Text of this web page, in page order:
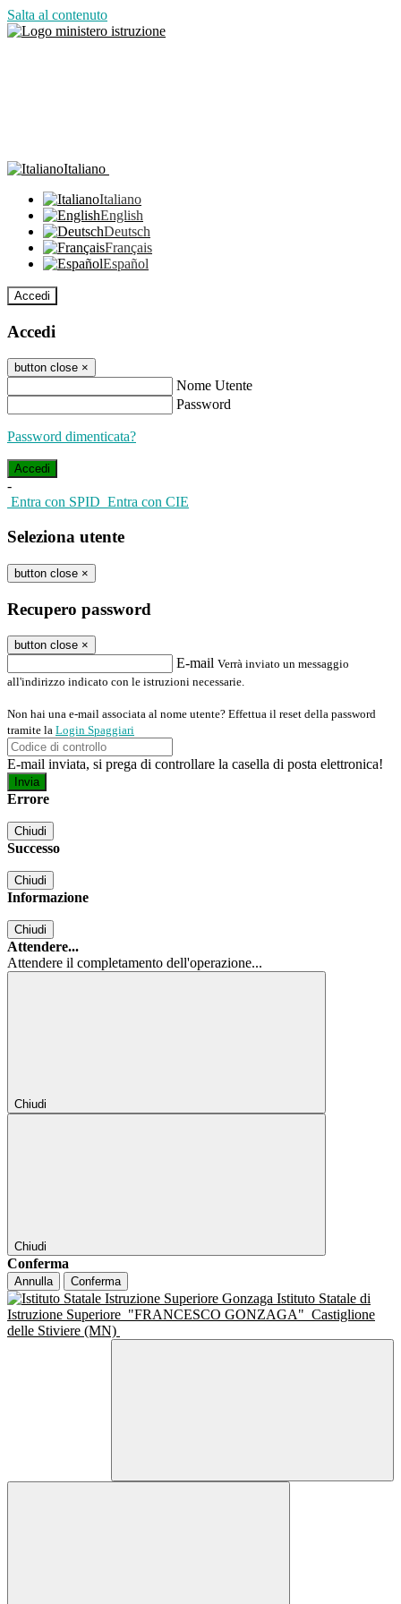
Salta al contenuto
Italiano
Italiano
English
Deutsch
Français
Español
Accedi
Accedi
button close ×
Nome Utente
Password
Password dimenticata?
-
Entra con SPID Entra con CIE
Seleziona utente
button close ×
Recupero password
button close ×
E-mail Verrà inviato un messaggio
all'indirizzo indicato con le istruzioni necessarie.
Non hai una e-mail associata al nome utente? Effettua il reset della password
tramite la Login Spaggiari
E-mail inviata, si prega di controllare la casella di posta elettronica!
Errore
Chiudi
Successo
Chiudi
Informazione
Chiudi
Attendere...
Attendere il completamento dell'operazione...
Chiudi
Chiudi
Conferma
Annulla Conferma
Istituto Statale di
Istruzione Superiore "FRANCESCO GONZAGA" Castiglione
delle Stiviere (MN)